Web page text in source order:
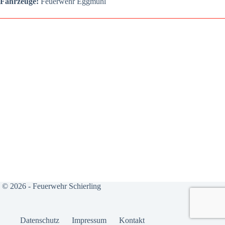
© 2026 - Feuerwehr Schierling
Daten­schutz Impres­sum Kon­takt